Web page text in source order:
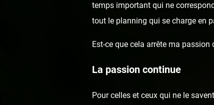
temps important qui ne
tout le planning qui se charge en
Est-ce que cela arrête ma
La passion continue
Pour celles et ceux qui ne le